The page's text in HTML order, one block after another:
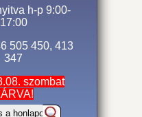
h-p 9:00-
17:00
505 450, 413
347
szombat